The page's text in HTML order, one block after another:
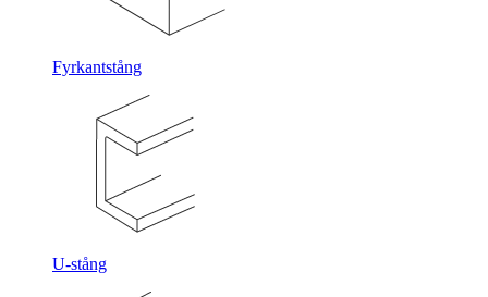
Fyrkantstång
U-stång